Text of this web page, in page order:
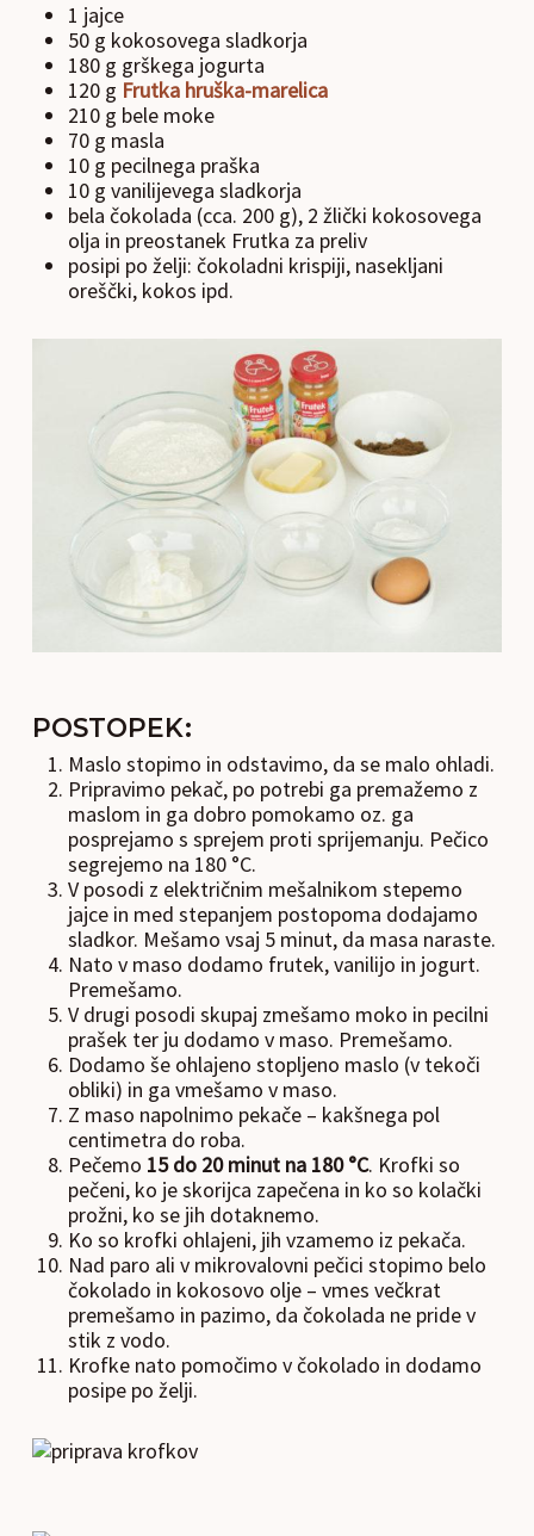
1 jajce
50 g kokosovega sladkorja
180 g grškega jogurta
120 g Frutka hruška-marelica
210 g bele moke
70 g masla
10 g pecilnega praška
10 g vanilijevega sladkorja
bela čokolada (cca. 200 g), 2 žlički kokosovega
olja in preostanek Frutka za preliv
posipi po želji: čokoladni krispiji, nasekljani
oreščki, kokos ipd.
POSTOPEK:
Maslo stopimo in odstavimo, da se malo ohladi.
Pripravimo pekač, po potrebi ga premažemo z
maslom in ga dobro pomokamo oz. ga
posprejamo s sprejem proti sprijemanju. Pečico
segrejemo na 180 °C.
V posodi z električnim mešalnikom stepemo
jajce in med stepanjem postopoma dodajamo
sladkor. Mešamo vsaj 5 minut, da masa naraste.
Nato v maso dodamo frutek, vanilijo in jogurt.
Premešamo.
V drugi posodi skupaj zmešamo moko in pecilni
prašek ter ju dodamo v maso. Premešamo.
Dodamo še ohlajeno stopljeno maslo (v tekoči
obliki) in ga vmešamo v maso.
Z maso napolnimo pekače – kakšnega pol
centimetra do roba.
Pečemo 15 do 20 minut na 180 °C. Krofki so
pečeni, ko je skorijca zapečena in ko so kolački
prožni, ko se jih dotaknemo.
Ko so krofki ohlajeni, jih vzamemo iz pekača.
Nad paro ali v mikrovalovni pečici stopimo belo
čokolado in kokosovo olje – vmes večkrat
premešamo in pazimo, da čokolada ne pride v
stik z vodo.
Krofke nato pomočimo v čokolado in dodamo
posipe po želji.